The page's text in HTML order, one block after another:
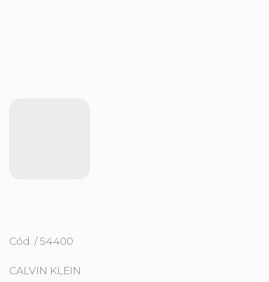
Cód. / 54400
CALVIN KLEIN